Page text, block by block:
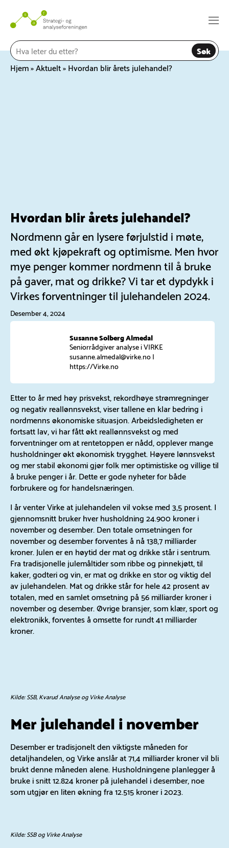
innhold
Søk
Hjem»Aktuelt»Hvordan blir årets julehandel?
Hvordan blir årets julehandel?
Nordmenn går en lysere førjulstid i møte,
med økt kjøpekraft og optimisme. Men hvor
mye penger kommer nordmenn til å bruke
på gaver, mat og drikke? Vi tar et dypdykk i
Virkes forventninger til julehandelen 2024.
Desember 4, 2024
Susanne Solberg Almedal
Seniorrådgiver analyse i VIRKE
susanne.almedal@virke.no|
https://Virke.no
Etter to år med høy prisvekst, rekordhøye strømregninger
og negativ reallønnsvekst, viser tallene en klar bedring i
nordmenns økonomiske situasjon. Arbeidsledigheten er
fortsatt lav, vi har fått økt reallønnsvekst og med
forventninger om at rentetoppen er nådd, opplever mange
husholdninger økt økonomisk trygghet. Høyere lønnsvekst
og mer stabil økonomi gjør folk mer optimistiske og villige til
å bruke penger i år. Dette er gode nyheter for både
forbrukere og for handelsnæringen.
I år venter Virke at julehandelen vil vokse med 3,5 prosent. I
gjennomsnitt bruker hver husholdning 24.900 kroner i
november og desember. Den totale omsetningen for
november og desember forventes å nå 138,7 milliarder
kroner. Julen er en høytid der mat og drikke står i sentrum.
Fra tradisjonelle julemåltider som ribbe og pinnekjøtt, til
kaker, godteri og vin, er mat og drikke en stor og viktig del
av julehandelen. Mat og drikke står for hele 42 prosent av
totalen, med en samlet omsetning på 56 milliarder kroner i
november og desember. Øvrige bransjer, som klær, sport og
elektronikk, forventes å omsette for rundt 41 milliarder
kroner.
Kilde: SSB, Kvarud Analyse og Virke Analyse
Mer julehandel i november
Desember er tradisjonelt den viktigste måneden for
detaljhandelen, og Virke anslår at 71,4 milliarder kroner vil bli
brukt denne måneden alene. Husholdningene planlegger å
bruke i snitt 12.824 kroner på julehandel i desember, noe
som utgjør en liten økning fra 12.515 kroner i 2023.
Kilde: SSB og Virke Analyse